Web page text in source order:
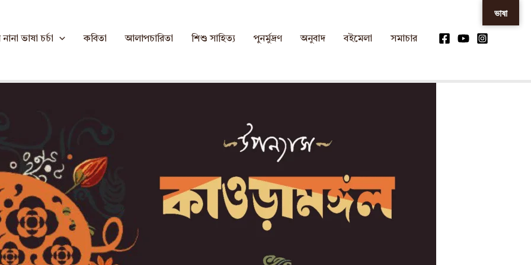
ভাষা চর্চা কবিতা আলাপচারিতা শিশু সাহিত্য পুনর্মুদ্রণ অনুবাদ বইমেলা সমাচার
ভাষা